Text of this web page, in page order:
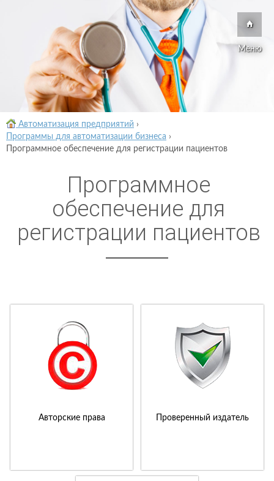
Меню
Автоматизация предприятий ›
Программы для автоматизации бизнеса ›
Программное обеспечение для регистрации пациентов
Программное
обеспечение для
регистрации пациентов
Авторские права Проверенный издатель